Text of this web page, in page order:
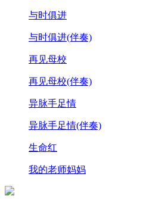
与时俱进
与时俱进(伴奏)
再见母校
再见母校(伴奏)
异脉手足情
异脉手足情(伴奏)
生命红
我的老师妈妈